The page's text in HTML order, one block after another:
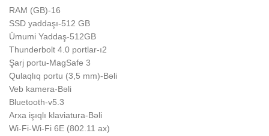
RAM (GB)-16
SSD yaddaşı-512 GB
Ümumi Yaddaş-512GB
Thunderbolt 4.0 portlar-ı2
Şarj portu-MagSafe 3
Qulaqlıq portu (3,5 mm)-Bəli
Veb kamera-Bəli
Bluetooth-v5.3
Arxa işıqlı klaviatura-Bəli
Wi-Fi-Wi-Fi 6E (802.11 ax)